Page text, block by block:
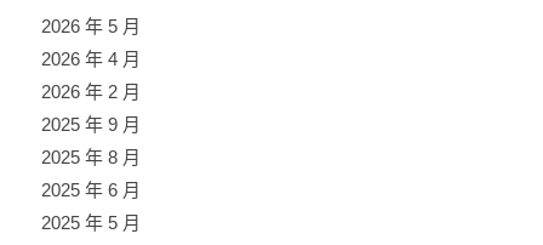
2026 年 5 月
2026 年 4 月
2026 年 2 月
2025 年 9 月
2025 年 8 月
2025 年 6 月
2025 年 5 月